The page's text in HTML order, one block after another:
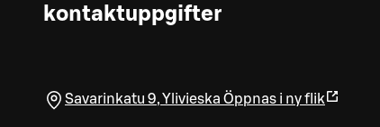
kontaktuppgifter
Savarinkatu 9,Ylivieska Öppnas i ny flik